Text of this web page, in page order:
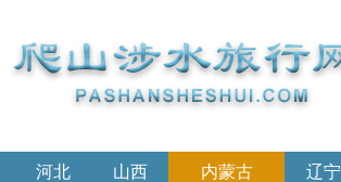
河北 山西 内蒙古 辽宁